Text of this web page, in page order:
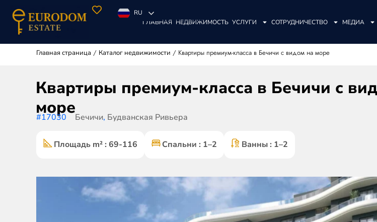
RU
ГЛАВНАЯ НЕДВИЖИМОСТЬ УСЛУГИ СОТРУДНИЧЕСТВО МЕДИА
Главная страница / Каталог недвижимости / Квартиры премиум-класса в Бечичи с видом на море
Квартиры премиум-класса в Бечичи с
море
#17030 Бечичи, Будванская Ривьера
Площадь m² : 69-116 Спальни : 1–2 Ванны : 1–2